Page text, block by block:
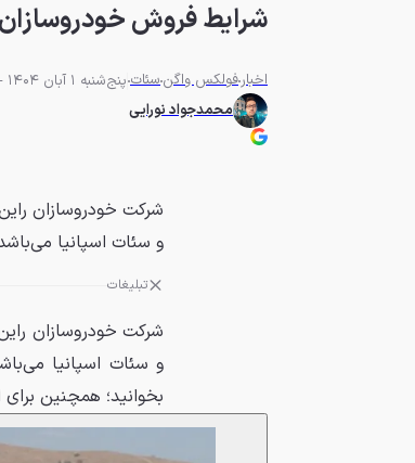
شرایط فروش خودروسازان
اخبارفولکس واگنسئات پنج‌شنبه 1 آبان 1404 - 07:01
محمدجواد نورایی
شرکت خودروسازان
و سئات اسپانیا
تبلیغات
شرکت خودروسازان
و سئات اسپانیا
بخوانید؛ همچنین